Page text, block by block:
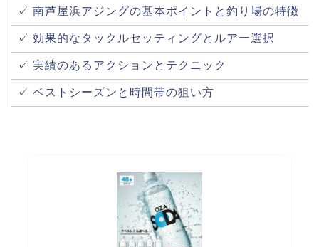
✓ 南芦屋浜アジングの基本ポイントと釣り場の特徴
✓ 効果的なタックルセッティングとルアー選択
✓ 実績のあるアクションとテクニック
✓ ベストシーズンと時間帯の狙い方